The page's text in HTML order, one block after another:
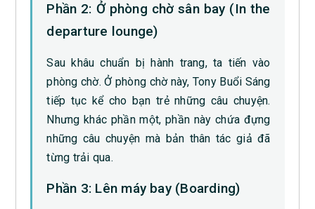
Phần 2: Ở phòng chờ sân bay (In the
departure lounge)
Sau khâu chuẩn bị hành trang, ta tiến vào
phòng chờ. Ở phòng chờ này, Tony Buổi Sáng
tiếp tục kể cho bạn trẻ những câu chuyện.
Nhưng khác phần một, phần này chứa đựng
những câu chuyện mà bản thân tác giả đã
từng trải qua.
Phần 3: Lên máy bay (Boarding)